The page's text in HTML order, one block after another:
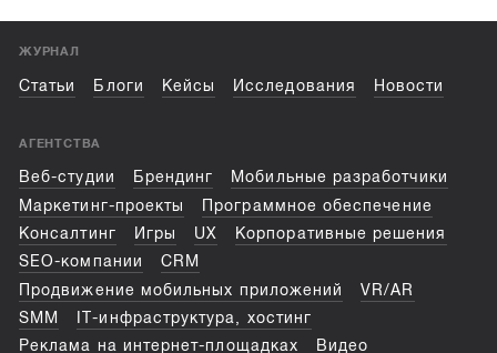
ЖУРНАЛ
Статьи Блоги Кейсы Исследования Новости
АГЕНТСТВА
Веб-студии Брендинг
Мобильные разработчики
Маркетинг-проекты
Программное обеспечение
Консалтинг
Игры UX
Корпоративные решения
SEO-компании
CRM
Продвижение мобильных приложений
VR/AR
SMM
IT-инфраструктура, хостинг
Реклама на интернет-площадках
Видео